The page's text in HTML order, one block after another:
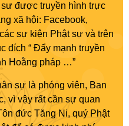
được truyền hình trực
xã hội: Facebook,
sự kiện Phật sự và trên
đích “ Đẩy mạnh truyền
Hoằng pháp …”
sự là phóng viên, Ban
vì vậy rất cần sự quan
đức Tăng Ni, quý Phật